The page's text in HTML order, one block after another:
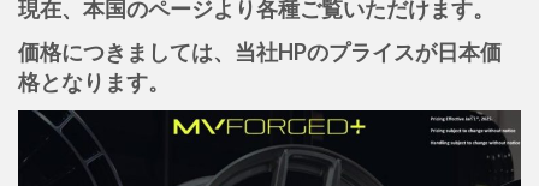
現在、本国のページより各種ご覧いただけます。
価格につきましては、当社HPのプライスが日本価
格となります。